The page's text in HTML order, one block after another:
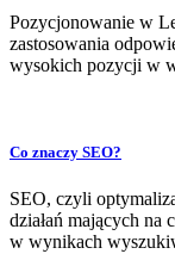
Pozycjonowanie w
zastosowania
wysokich pozycji w
Co znaczy SEO?
SEO, czyli
działań mających na
w wynikach